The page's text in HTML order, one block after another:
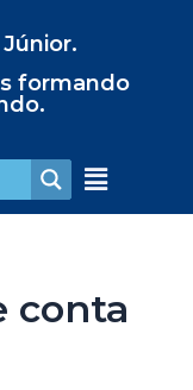
formando
conta